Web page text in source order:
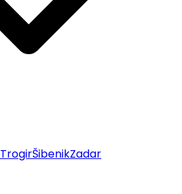
TrogirŠibenikZadar